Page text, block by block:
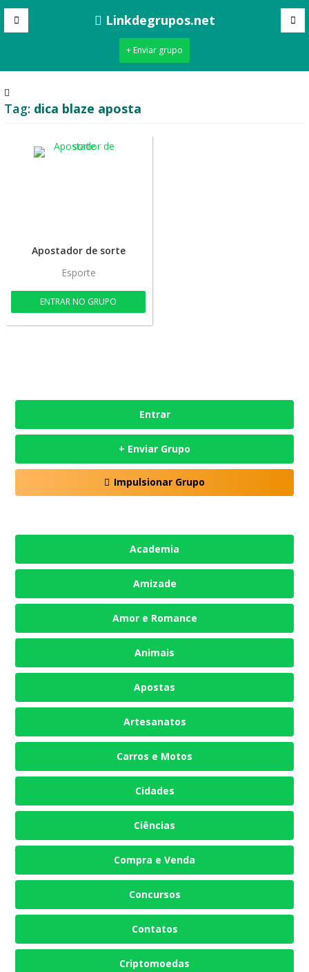
Linkdegrupos.net
+ Enviar grupo
Tag: dica blaze aposta
Apostador de sorte
Esporte
ENTRAR NO GRUPO
Entrar
+ Enviar Grupo
Impulsionar Grupo
Academia
Amizade
Amor e Romance
Animais
Apostas
Artesanatos
Carros e Motos
Cidades
Ciências
Compra e Venda
Concursos
Contatos
Criptomoedas